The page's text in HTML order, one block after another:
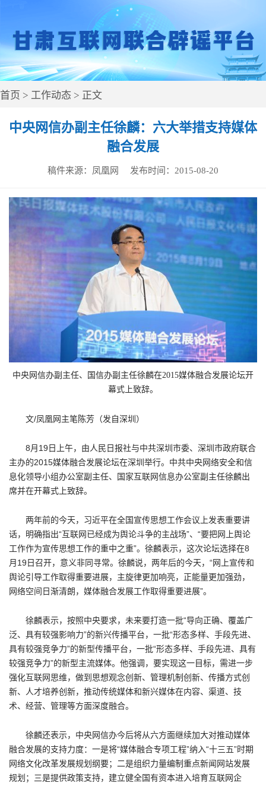
首页 > 工作动态 > 正文
中央网信办副主任徐麟：六大举措支持媒体
融合发展
稿件来源： 凤凰网 发布时间： 2015-08-20
中央网信办副主任、国信办副主任徐麟在2015媒体融合发展论坛开
幕式上致辞。
文/凤凰网主笔陈芳（发自深圳）
8月19日上午，由人民日报社与中共深圳市委、深圳市政府联合
主办的2015媒体融合发展论坛在深圳举行。中共中央网络安全和信
息化领导小组办公室副主任、国家互联网信息办公室副主任徐麟出
席并在开幕式上致辞。
两年前的今天，习近平在全国宣传思想工作会议上发表重要讲
话，明确指出“互联网已经成为舆论斗争的主战场”、“要把网上舆论
工作作为宣传思想工作的重中之重”。徐麟表示，这次论坛选择在8
月19日召开，意义非同寻常。徐麟说，两年后的今天，“网上宣传和
舆论引导工作取得重要进展，主旋律更加响亮，正能量更加强劲，
网络空间日渐清朗，媒体融合发展工作取得重要进展”。
徐麟表示，按照中央要求，未来要打造一批“导向正确、覆盖广
泛、具有较强影响力”的新兴传播平台，一批“形态多样、手段先进、
具有较强竞争力”的新型传播平台，一批“形态多样、手段先进、具有
较强竞争力”的新型主流媒体。他强调，要实现这一目标，需进一步
强化互联网思维，做到思想观念创新、管理机制创新、传播方式创
新、人才培养创新，推动传统媒体和新兴媒体在内容、渠道、技
术、经营、管理等方面深度融合。
徐麟还表示，中央网信办今后将从六方面继续加大对推动媒体
融合发展的支持力度：一是将“媒体融合专项工程”纳入“十三五”时期
网络文化改革发展规划纲要；二是组织力量编制重点新闻网站发展
规划；三是提供政策支持，建立健全国有资本进入培育互联网企